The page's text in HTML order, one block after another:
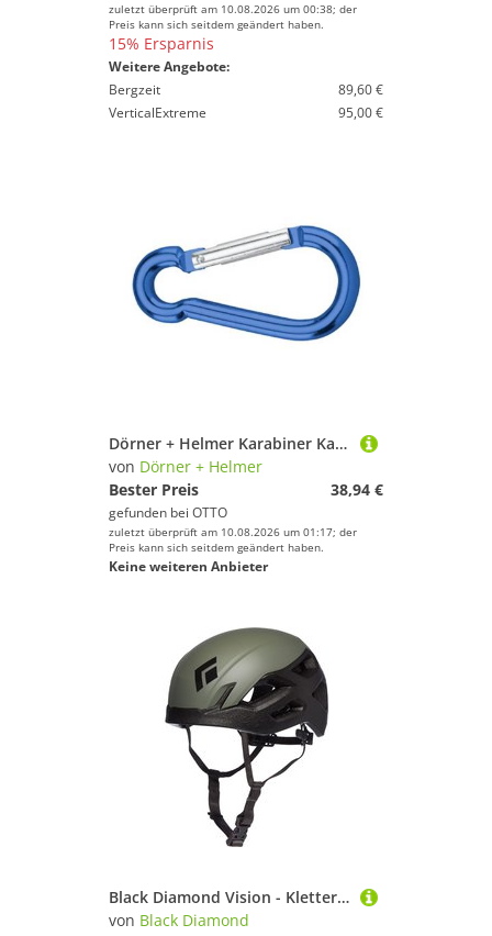
zuletzt überprüft am 10.08.2026 um 00:38; der
Preis kann sich seitdem geändert haben.
15% Ersparnis
Weitere Angebote:
Bergzeit
89,60 €
VerticalExtreme
95,00 €
Dörner + Helmer Karabiner Karabinerhaken Aluminium eloxiert 4815704
von Dörner + Helmer
Bester Preis
38,94 €
gefunden bei OTTO
zuletzt überprüft am 10.08.2026 um 01:17; der
Preis kann sich seitdem geändert haben.
Keine weiteren Anbieter
Black Diamond Vision - Kletterhelm
von Black Diamond